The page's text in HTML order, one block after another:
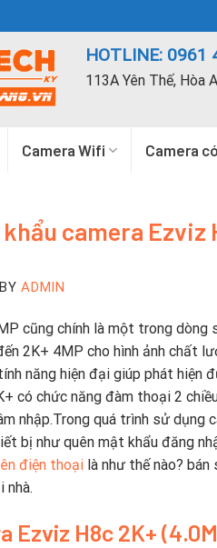
HOTLINE: 0961
113A Yên Thế, Hòa
Camera Wifi Camera
camera Ezviz
BY ADMIN
cũng chính là một trong
2K+ 4MP cho hình ảnh chất
năng hiện đại giúp phát
có chức năng đàm thoại 2
nhập.Trong quá trình sử dụng
bị như quên mật khẩu đăng
điện thoại là như thế nào?
nhà.
Ezviz H8c 2K+